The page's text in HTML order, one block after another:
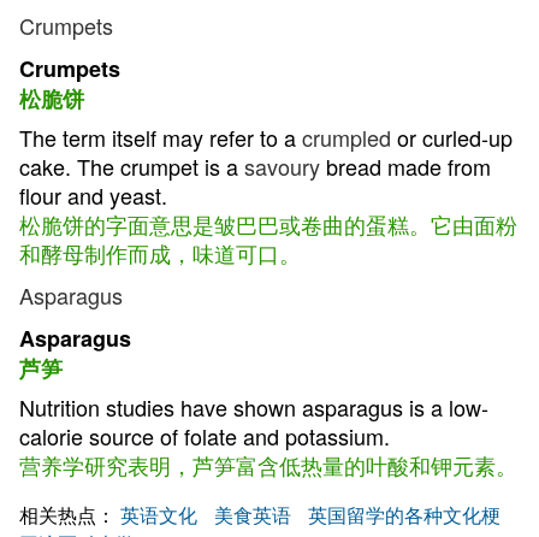
Crumpets
Crumpets
松脆饼
The term itself may refer to acrumpled or curled-up
cake. The crumpet is asavoury bread made from
flour and yeast.
松脆饼的字面意思是皱巴巴或卷曲的蛋糕。它由面粉
和酵母制作而成，味道可口。
Asparagus
Asparagus
芦笋
Nutrition studies have shown asparagus is a low-
calorie source of folate and potassium.
营养学研究表明，芦笋富含低热量的叶酸和钾元素。
相关热点： 英语文化 美食英语
英国留学的各种文化梗